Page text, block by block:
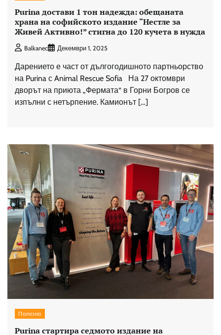
Purina достави 1 тон надежда: обещаната
храна на софийското издание “Нестле за
Живей Активно!” стигна до 120 кучета в нужда
Balkanec Декември 1, 2025
Дарението е част от дългогодишното партньорство
на Purina с Animal Rescue Sofia На 27 октомври
дворът на приюта „Фермата“ в Горни Богров се
изпълни с нетърпение. Камионът […]
Полезно
Purina стартира седмото издание на